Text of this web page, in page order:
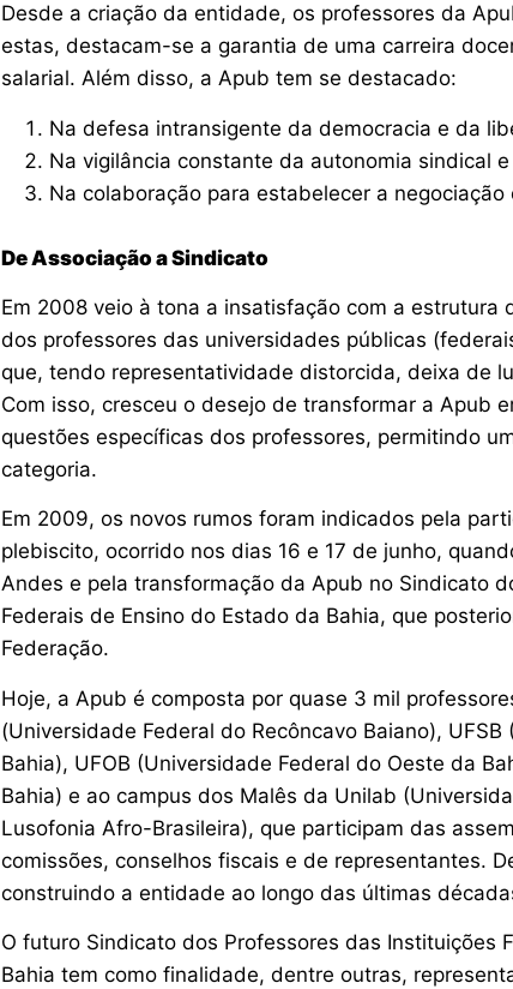
Desde a criação da entidade, os professores da
estas, destacam-se a garantia de uma carreira
salarial. Além disso, a Apub tem se destacado:
Na defesa intransigente da democracia e da
Na vigilância constante da autonomia sindical
Na colaboração para estabelecer a
De Associação a Sindicato
Em 2008 veio à tona a insatisfação com a
dos professores das universidades públicas
que, tendo representatividade distorcida, deixa de
Com isso, cresceu o desejo de transformar a Apub
questões específicas dos professores, permitindo
categoria.
Em 2009, os novos rumos foram indicados pela
plebiscito, ocorrido nos dias 16 e 17 de junho,
Andes e pela transformação da Apub no Sindicato
Federais de Ensino do Estado da Bahia, que
Federação.
Hoje, a Apub é composta por quase 3 mil
(Universidade Federal do Recôncavo Baiano),
Bahia), UFOB (Universidade Federal do Oeste da
Bahia) e ao campus dos Malês da Unilab
Lusofonia Afro-Brasileira), que participam das
comissões, conselhos fiscais e de representantes.
construindo a entidade ao longo das últimas
O futuro Sindicato dos Professores das Instituições
Bahia tem como finalidade, dentre outras,